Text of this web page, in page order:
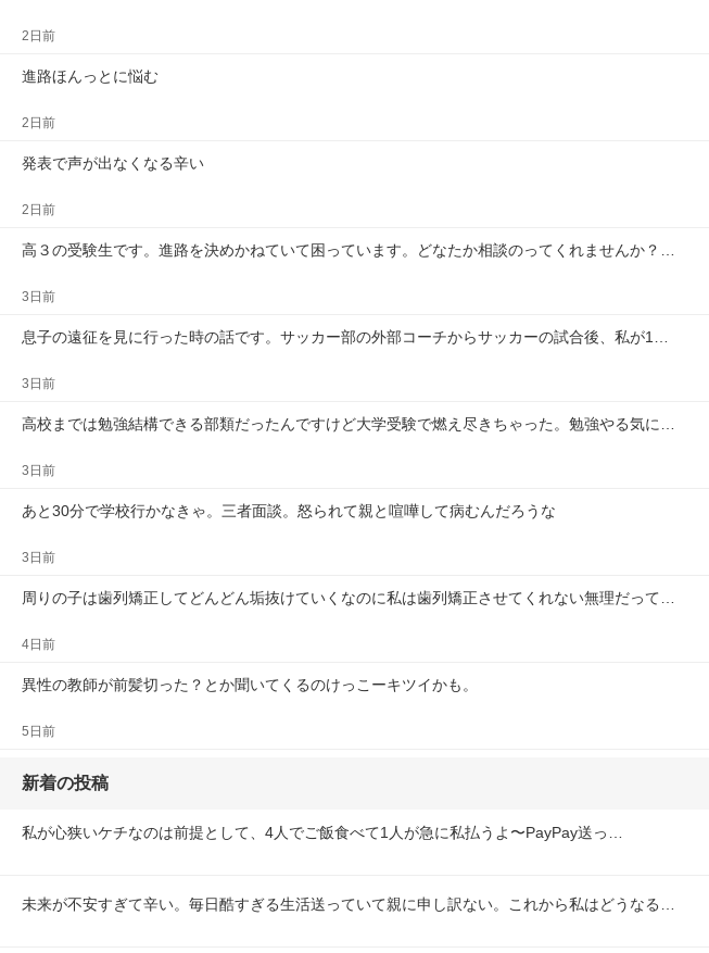
2日前
進路ほんっとに悩む
2日前
発表で声が出なくなる辛い
2日前
高３の受験生です。進路を決めかねていて困っています。どなたか相談のってくれませんか？…
3日前
息子の遠征を見に行った時の話です。サッカー部の外部コーチからサッカーの試合後、私が1…
3日前
高校までは勉強結構できる部類だったんですけど大学受験で燃え尽きちゃった。勉強やる気に…
3日前
あと30分で学校行かなきゃ。三者面談。怒られて親と喧嘩して病むんだろうな
3日前
周りの子は歯列矯正してどんどん垢抜けていくなのに私は歯列矯正させてくれない無理だって…
4日前
異性の教師が前髪切った？とか聞いてくるのけっこーキツイかも。
5日前
新着の投稿
私が心狭いケチなのは前提として、4人でご飯食べて1人が急に私払うよ〜PayPay送っ…
未来が不安すぎて辛い。毎日酷すぎる生活送っていて親に申し訳ない。これから私はどうなる…